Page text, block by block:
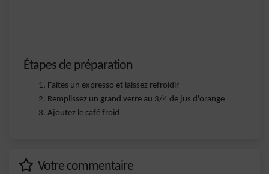
Étapes de préparation
Faites un expresso et laissez refroidir
Remplissez un grand verre au 3/4 de jus d'orange
Ajoutez le café froid
Votre commentaire